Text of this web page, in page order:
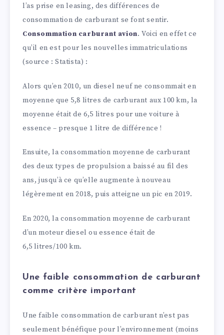
l’as prise en leasing, des différences de
consommation de carburant se font sentir.
Consommation carburant avion. Voici en effet ce
qu’il en est pour les nouvelles immatriculations
(source : Statista) :
Alors qu’en 2010, un diesel neuf ne consommait en
moyenne que 5,8 litres de carburant aux 100 km, la
moyenne était de 6,5 litres pour une voiture à
essence – presque 1 litre de différence !
Ensuite, la consommation moyenne de carburant
des deux types de propulsion a baissé au fil des
ans, jusqu’à ce qu’elle augmente à nouveau
légèrement en 2018, puis atteigne un pic en 2019.
En 2020, la consommation moyenne de carburant
d’un moteur diesel ou essence était de
6,5 litres/100 km.
Une faible consommation de carburant
comme critère important
Une faible consommation de carburant n’est pas
seulement bénéfique pour l’environnement (moins